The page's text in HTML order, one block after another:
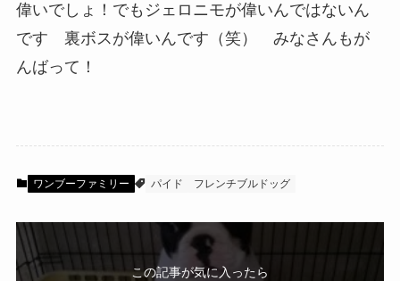
偉いでしょ！でもジェロニモが偉いんではないん
です 裏ボスが偉いんです（笑） みなさんもが
んばって！
ワンブーファミリー パイド フレンチブルドッグ
この記事が気に入ったら